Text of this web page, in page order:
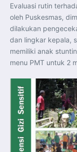
Kerja
BI
Kepala
Gratis
Evaluasi rutin
oleh Puskesmas,
dilakukan
dan lingkar kepala,
memiliki anak
menu PMT untuk 2